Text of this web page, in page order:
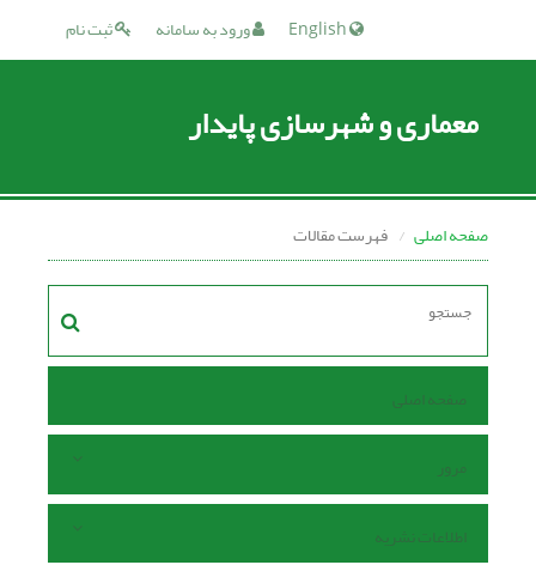
ثبت نام ورود به سامانه
معماری و شهرسازی پایدار
صفحه اصلی فهرست مقالات
صفحه اصلی
مرور
اطلاعات نشریه